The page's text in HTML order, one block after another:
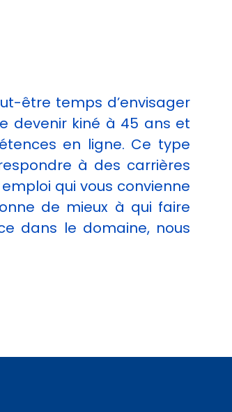
être temps d’envisager
devenir kiné à 45 ans et
en ligne. Ce type
à des carrières
qui vous convienne
de mieux à qui faire
dans le domaine, nous